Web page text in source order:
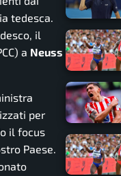
tedesca.
il
a Neuss
per
il focus
Paese.